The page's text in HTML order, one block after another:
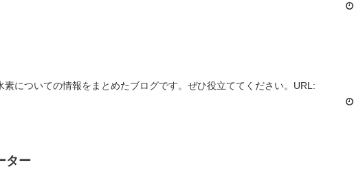
素についての情報をまとめたブログです。ぜひ役立ててください。URL:
ター